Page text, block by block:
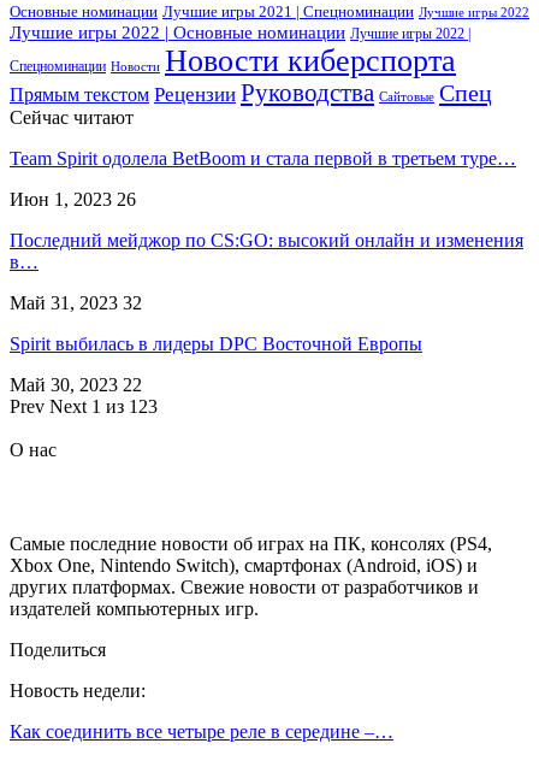
Основные номинации Лучшие игры 2021 | Спецноминации Лучшие игры 2022
Лучшие игры 2022 | Основные номинации Лучшие игры 2022 |
Спецноминации Новости Новости киберспорта
Прямым текстом Рецензии Руководства Сайтовые Спец
Сейчас читают
Team Spirit одолела BetBoom и стала первой в третьем туре…
Июн 1, 2023 26
Последний мейджор по CS:GO: высокий онлайн и изменения
в…
Май 31, 2023 32
Spirit выбилась в лидеры DPC Восточной Европы
Май 30, 2023 22
Prev Next 1 из 123
О нас
Самые последние новости об играх на ПК, консолях (PS4,
Xbox One, Nintendo Switch), смартфонах (Android, iOS) и
других платформах. Свежие новости от разработчиков и
издателей компьютерных игр.
Поделиться
Новость недели:
Как соединить все четыре реле в середине –…